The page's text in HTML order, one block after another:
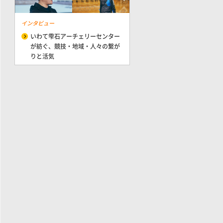
インタビュー
いわて雫石アーチェリーセンター
が紡ぐ、競技・地域・人々の繋が
りと活気